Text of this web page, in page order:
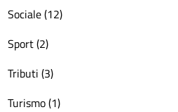
Sociale (12)
Sport (2)
Tributi (3)
Turismo (1)